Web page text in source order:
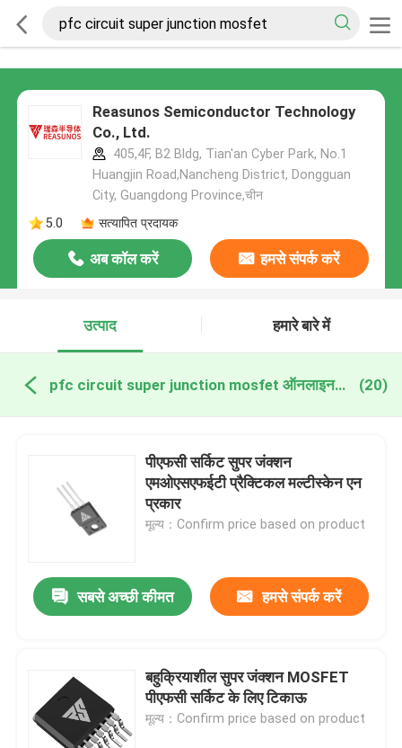
Reasunos Semiconductor Technology
Co., Ltd.
405,4F, B2 Bldg, Tian'an Cyber Park, No.1
Huangjin Road,Nancheng District, Dongguan
City, Guangdong Province,चीन
5.0
सत्यापित प्रदायक
अब कॉल करें हमसे संपर्क करें
उत्पाद हमारे बारे में
pfc circuit super junction mosfet ऑनलाइन निर्माण (20)
पीएफसी सर्किट सुपर जंक्शन
एमओएसएफईटी प्रैक्टिकल मल्टीस्केन एन
प्रकार
मूल्य：Confirm price based on product
सबसे अच्छी कीमत हमसे संपर्क करें
बहुक्रियाशील सुपर जंक्शन MOSFET
पीएफसी सर्किट के लिए टिकाऊ
मूल्य：Confirm price based on product